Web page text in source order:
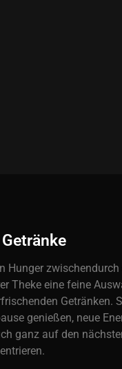
Hunger
Theke eine feine
Getränken.
genießen, neue
ganz auf den